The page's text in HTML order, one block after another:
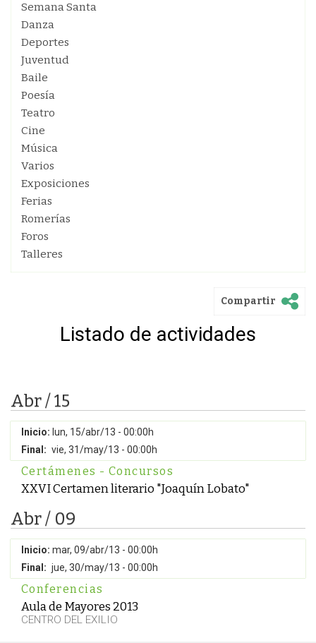
Semana Santa
Danza
Deportes
Juventud
Baile
Poesía
Teatro
Cine
Música
Varios
Exposiciones
Ferias
Romerías
Foros
Talleres
Compartir
Listado de actividades
Abr / 15
Inicio: lun, 15/abr/13 - 00:00h
Final: vie, 31/may/13 - 00:00h
Certámenes - Concursos
XXVI Certamen literario "Joaquín Lobato"
Abr / 09
Inicio: mar, 09/abr/13 - 00:00h
Final: jue, 30/may/13 - 00:00h
Conferencias
Aula de Mayores 2013
CENTRO DEL EXILIO